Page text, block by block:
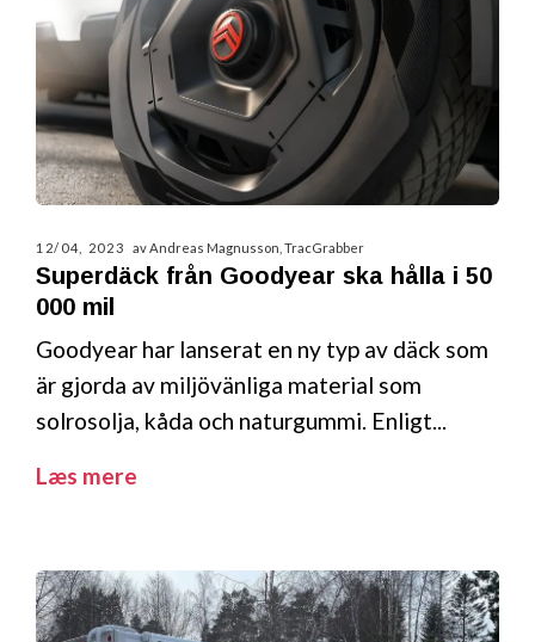
12/04, 2023 av Andreas Magnusson, TracGrabber
Superdäck från Goodyear ska hålla i 50
000 mil
Goodyear har lanserat en ny typ av däck som
är gjorda av miljövänliga material som
solrosolja, kåda och naturgummi. Enligt...
Læs mere